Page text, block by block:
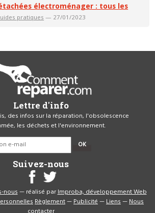
électroménager : tous les
pratiques — 27/01/2023
Lettre d'info
des infos sur la réparation, l'obsolescence
les déchets et l'environnement.
OK
Suivez-nous
nous— réalisé parImproba, développement Web
Règlement—Publicité—Liens—Nous